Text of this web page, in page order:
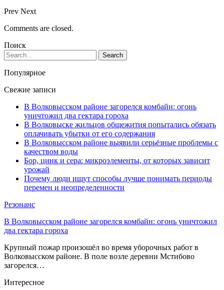
Prev Next
Comments are closed.
Поиск
Популярное
Свежие записи
В Волковысском районе загорелся комбайн: огонь
уничтожил два гектара гороха
В Волковыске жильцов общежития попытались обязать
оплачивать убытки от его содержания
В Волковысском районе выявили серьёзные проблемы с
качеством воды
Бор, цинк и сера: микроэлементы, от которых зависит
урожай
Почему люди ищут способы лучше понимать периоды
перемен и неопределенности
Резонанс
В Волковысском районе загорелся комбайн: огонь уничтожил
два гектара гороха
Крупный пожар произошёл во время уборочных работ в
Волковысском районе. В поле возле деревни Мстибово
загорелся…
Интересное